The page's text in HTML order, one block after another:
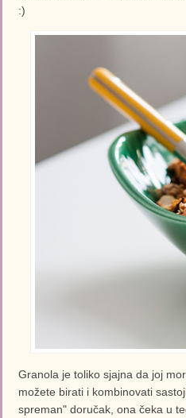
:)
Granola je toliko sjajna da joj
možete birati i kombinovati
spreman" doručak, ona čeka u